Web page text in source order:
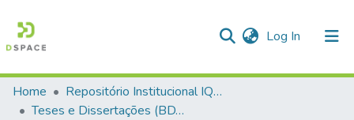
Log In (current)
Communities & Collections
Home
Repositório Institucional IQSC
Teses e Dissertações (BDTD USP)